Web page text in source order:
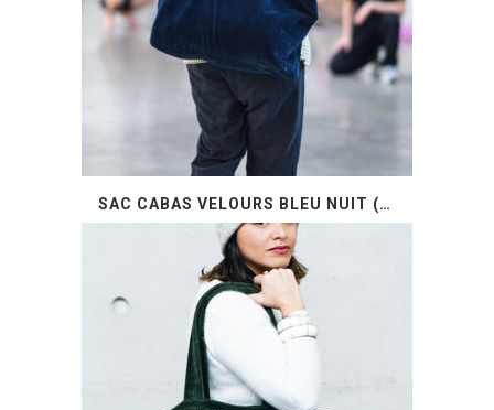
SAC CABAS VELOURS BLEU NUIT (EN RUPTURE DE STOCK)